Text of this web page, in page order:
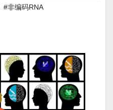
#非编码RNA